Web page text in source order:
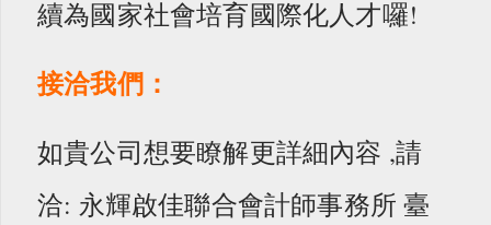
續為國家社會培育國際化人才囉!
接洽我們：
如貴公司想要瞭解更詳細內容 ,請
洽: 永輝啟佳聯合會計師事務所 臺